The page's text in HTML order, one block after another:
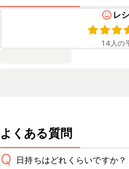
レ
14 人の
よくある質問
Q 日持ちはどれくらいですか？